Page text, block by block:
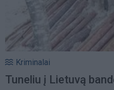
Kriminalai
Tuneliu į Lietuvą